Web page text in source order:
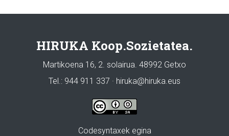
HIRUKA Koop.Sozietatea.
Martikoena 16, 2. solairua. 48992 Getxo
Tel.: 944 911 337 · hiruka@hiruka.eus
Codesyntaxek egina